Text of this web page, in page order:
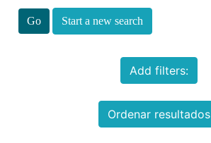
Start a new search
Add filters:
Ordenar resultados